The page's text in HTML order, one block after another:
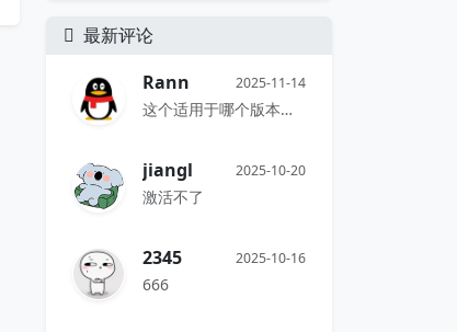
最新评论
Rann
2025-11-14
这个适用于哪个版本哇，生成的序列号...
jiangl 2025-10-20
激活不了
2345 2025-10-16
666